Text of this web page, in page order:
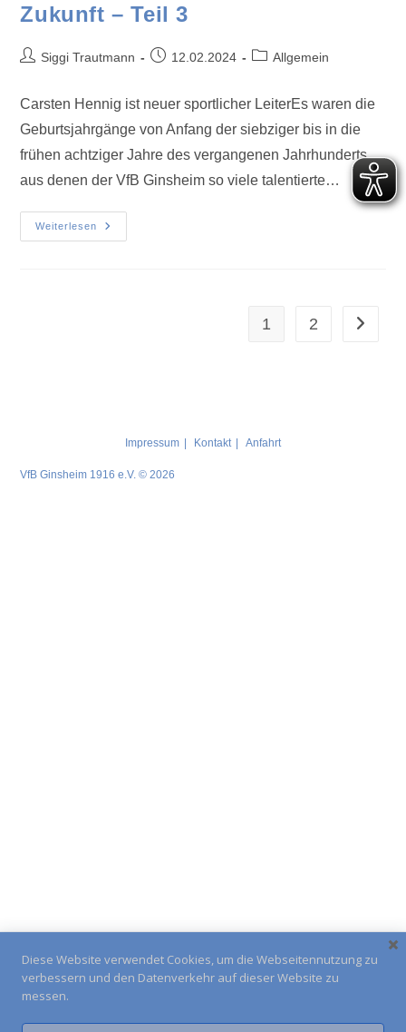
Zukunft – Teil 3
Siggi Trautmann 12.02.2024 Allgemein
Carsten Hennig ist neuer sportlicher LeiterEs waren die
Geburtsjahrgänge von Anfang der siebziger bis in die
frühen achtziger Jahre des vergangenen Jahrhunderts,
aus denen der VfB Ginsheim so viele talentierte…
Weiterlesen
1 2
Impressum Kontakt Anfahrt
VfB Ginsheim 1916 e.V. © 2026
Diese Website verwendet Cookies, um die Webseitennutzung zu
verbessern und den Datenverkehr auf dieser Website zu
messen.